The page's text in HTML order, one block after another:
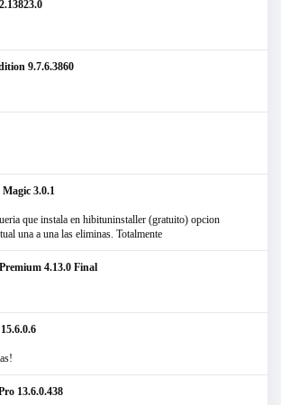
9.7.6.3860
3.0.1
que instala en hibituninstaller (gratuito) opcion
una a una las eliminas. Totalmente
4.13.0 Final
13.6.0.438